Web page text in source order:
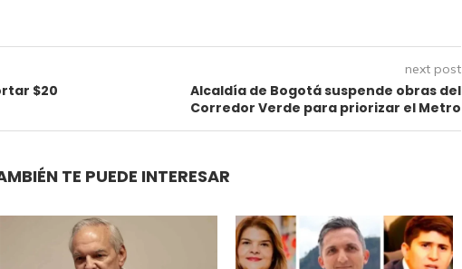
$20
next post
Alcaldía de Bogotá suspende obras del
Corredor Verde para priorizar el Metro
TE PUEDE INTERESAR